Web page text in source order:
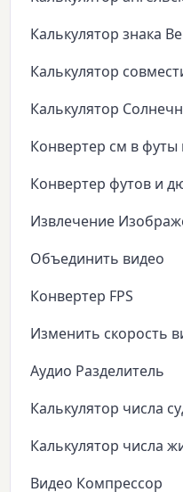
Калькулятор знака
Калькулятор
Калькулятор
Конвертер см в
Конвертер футов и
Извлечение
Объединить видео
Конвертер FPS
Изменить скорость
Аудио Разделитель
Калькулятор числа
Калькулятор числа
Видео Компрессор